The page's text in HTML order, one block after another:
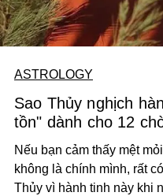
ASTROLOGY
Sao Thủy nghịch
tồn" dành cho 12
Nếu bạn cảm thấy mệt
không là chính mình, rất
Thủy vì hành tinh này khi